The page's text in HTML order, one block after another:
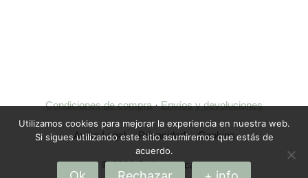
Condiciones de compra·Envíos y devoluciones
Aviso Legal Privacidad Cookies
© 2026 Ordeno tu casa
Utilizamos cookies para mejorar la experiencia en nuestra web.
Si sigues utilizando este sitio asumiremos que estás de
acuerdo.